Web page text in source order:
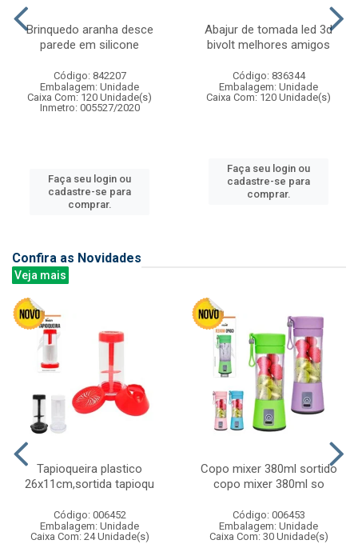
Brinquedo aranha desce
parede em silicone
Código: 842207
Embalagem: Unidade
Caixa Com: 120 Unidade(s)
Inmetro: 005527/2020
Faça seu login ou
cadastre-se para
comprar.
Abajur de tomada led 3d
bivolt melhores amigos
Código: 836344
Embalagem: Unidade
Caixa Com: 120 Unidade(s)
Faça seu login ou
cadastre-se para
comprar.
Confira as Novidades
Veja mais
Tapioqueira plastico
26x11cm,sortida tapioqu
Código: 006452
Embalagem: Unidade
Caixa Com: 24 Unidade(s)
Copo mixer 380ml sortido
copo mixer 380ml so
Código: 006453
Embalagem: Unidade
Caixa Com: 30 Unidade(s)